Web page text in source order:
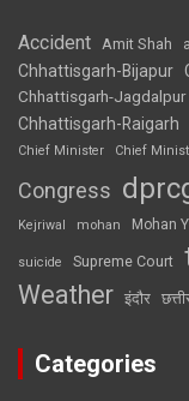
Accident Amit Shah
Chhattisgarh-Bijapur
Chhattisgarh-Jagdalpur
Chhattisgarh-Raigarh
Chief Minister
Chief
Congress
Kejriwal mohan Mohan
suicide Supreme Court
Weather इंदौर
Categories